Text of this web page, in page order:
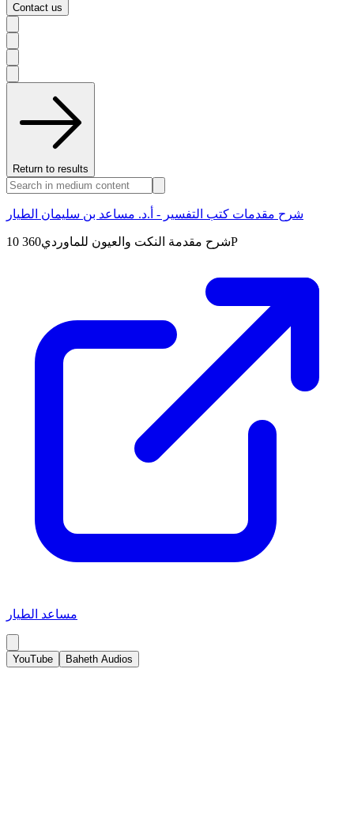
Contact us
Return to results
شرح مقدمات كتب التفسير - أ.د. مساعد بن سليمان الطيار
10 شرح مقدمة النكت والعيون للماوردي360P
مساعد الطيار
YouTube Baheth Audios